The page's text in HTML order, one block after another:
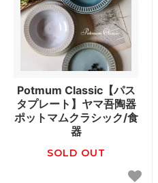
Potmum Classic【パス
タプレート】ヤマ吾陶器
ポットマムクラシック/食
器
SOLD OUT